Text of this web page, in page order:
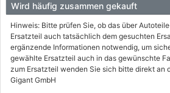
Wird häufig zusammen gekauft
Hinweis: Bitte prüfen Sie, ob das über
Ersatzteil auch tatsächlich dem gesuchten
ergänzende Informationen notwendig, um
gewählte Ersatzteil auch in das gewünschte
zum Ersatzteil wenden Sie sich bitte direkt an
Gigant GmbH